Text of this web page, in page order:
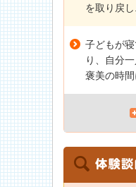
を取り戻し
子どもが
り、自分
褒美の時間